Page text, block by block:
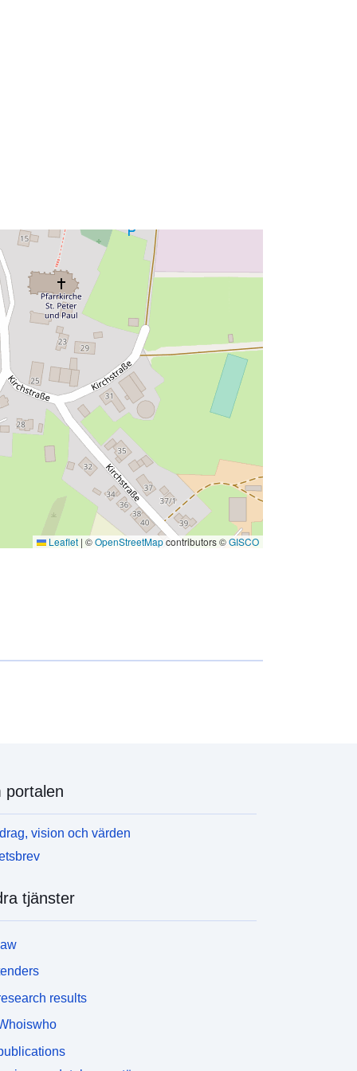
Leaflet | ©OpenStreetMapcontributors ©GISCO
portalen
vision och värden
tjänster
results